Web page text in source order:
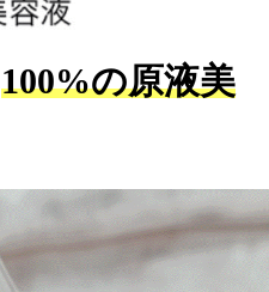
100%の原液美